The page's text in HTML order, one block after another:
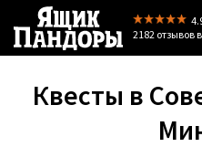
2182 отзывовв
Квесты в